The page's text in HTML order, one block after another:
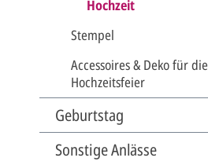
Hochzeit
Stempel
Accessoires & Deko für die
Hochzeitsfeier
Geburtstag
Sonstige Anlässe